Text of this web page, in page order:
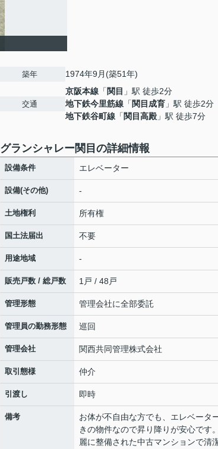
築年 1974年9月(築51年)
交通
京阪本線 「 関目 」駅 徒歩2分
地下鉄今里筋線 「 関目成育 」駅 徒歩2分
地下鉄谷町線 「 関目高殿 」駅 徒歩7分
グランシャレー関目の詳細情報
設備条件 エレベーター
設備(その他) -
土地権利 所有権
国土法届出 不要
用途地域 -
販売戸数 / 総戸数 1戸 / 48戸
管理形態 管理会社に全部委託
管理員の勤務形態 巡回
管理会社 関西共同管理株式会社
取引態様 仲介
引渡し 即時
備考
お体が不自由な方でも、エレベータ
きの物件なので昇り降りが安心です
麗に整備された中古マンションで清